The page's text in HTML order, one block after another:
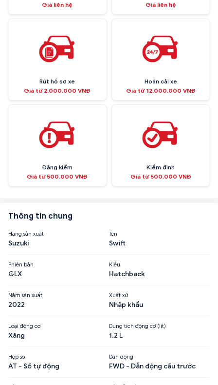
Giá liên hệ
Giá liên hệ
Rút hồ sơ xe
Giá từ 2.000.000 VNĐ
Hoán cải xe
Giá từ 12.000.000 VNĐ
Đăng kiểm
Giá từ 500.000 VNĐ
Kiểm định
Giá từ 500.000 VNĐ
Thông tin chung
Hãng sản xuất
Suzuki
Tên
Swift
Phiên bản
GLX
Kiểu
Hatchback
Năm sản xuất
2022
Xuất xứ
Nhập khẩu
Loại động cơ
Xăng
Dung tích động cơ (lít)
1.2 L
Hộp số
AT - Số tự động
Dẫn động
FWD - Dẫn động cầu trước